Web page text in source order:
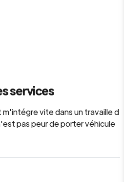
services
m'intégre vite dans un travaille d
pas peur de porter véhicule